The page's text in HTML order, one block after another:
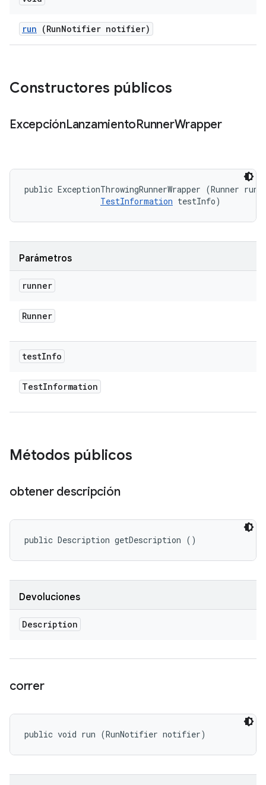
run (RunNotifier notifier)
Constructores públicos
ExcepciónLanzamientoRunnerWrapper
public ExceptionThrowingRunnerWrapper (Runner
TestInformation testInfo)
Parámetros
runner
Runner
testInfo
TestInformation
Métodos públicos
obtener descripción
public Description getDescription ()
Devoluciones
Description
correr
public void run (RunNotifier notifier)